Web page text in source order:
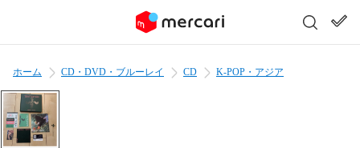
ホーム CD・DVD・ブルーレイ CD K-POP・アジア